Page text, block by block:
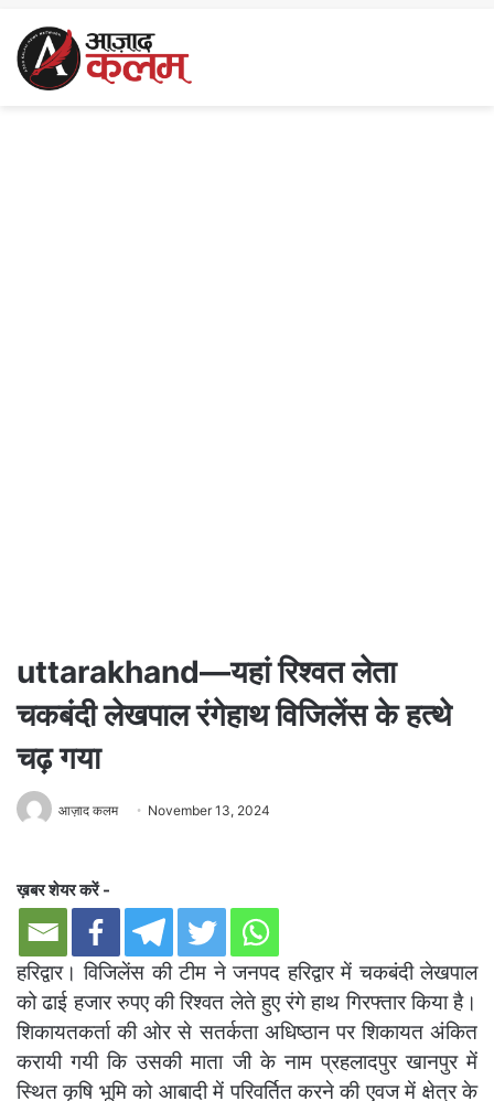
uttarakhand—यहां रिश्वत लेता
चकबंदी लेखपाल रंगेहाथ विजिलेंस के हत्थे
चढ़ गया
आज़ाद कलम November 13, 2024
ख़बर शेयर करें -
हरिद्वार। विजिलेंस की टीम ने जनपद हरिद्वार में चकबंदी लेखपाल
को ढाई हजार रुपए की रिश्वत लेते हुए रंगे हाथ गिरफ्तार किया है।
शिकायतकर्ता की ओर से सतर्कता अधिष्ठान पर शिकायत अंकित
करायी गयी कि उसकी माता जी के नाम प्रहलादपुर खानपुर में
स्थित कृषि भूमि को आबादी में परिवर्तित करने की एवज में क्षेत्र के